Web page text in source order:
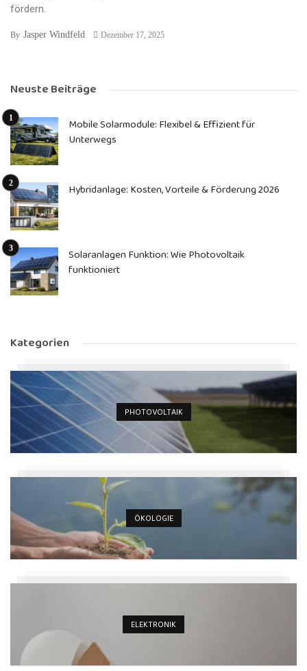
fördern.
By Jasper Windfeld Dezember 17, 2025
Neuste Beiträge
Mobile Solarmodule: Flexibel & Effizient für
Unterwegs
Hybridanlage: Kosten, Vorteile & Förderung 2026
Solaranlagen Funktion: Wie Photovoltaik
funktioniert
Kategorien
PHOTOVOLTAIK
ÖKOLOGIE
ELEKTRONIK